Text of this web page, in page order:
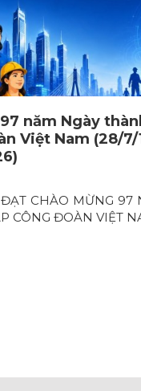
năm Ngày
Việt Nam (28/7/
CHÀO MỪNG 97
CÔNG ĐOÀN VIỆT